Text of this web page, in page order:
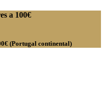
a 100€
(Portugal continental)